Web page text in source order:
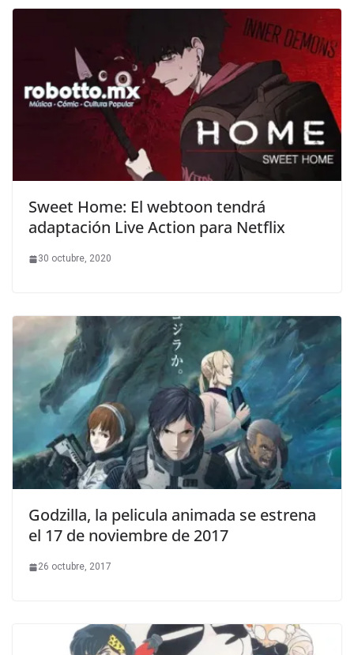
Sweet Home: El webtoon tendrá
adaptación Live Action para Netflix
30 octubre, 2020
Godzilla, la pelicula animada se estrena
el 17 de noviembre de 2017
26 octubre, 2017